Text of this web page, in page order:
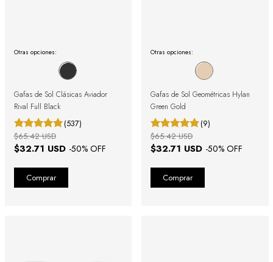
Otras opciones:
Gafas de Sol Clásicas Aviador
Rival Full Black
(537)
$32.71 USD -50% OFF
$65.42 USD
Otras opciones:
Gafas de Sol Geométricas Hylan
Green Gold
(9)
$32.71 USD -50% OFF
$65.42 USD